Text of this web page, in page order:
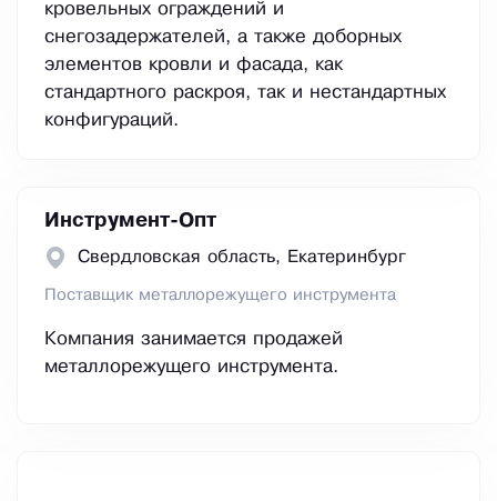
кровельных ограждений и
снегозадержателей, а также доборных
элементов кровли и фасада, как
стандартного раскроя, так и нестандартных
конфигураций.
Инструмент-Опт
Свердловская область, Екатеринбург
Поставщик металлорежущего инструмента
Компания занимается продажей
металлорежущего инструмента.